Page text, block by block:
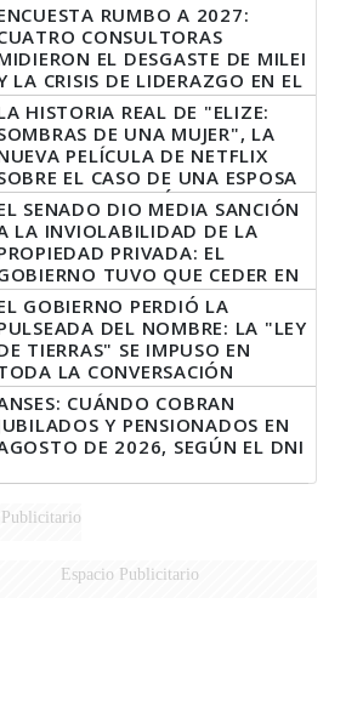
RUMBO A 2027:
CONSULTORAS
EL DESGASTE DE MILEI
LA CRISIS DE LIDERAZGO EN EL
HISTORIA REAL DE "ELIZE:
DE UNA MUJER", LA
PELÍCULA DE NETFLIX
EL CASO DE UNA ESPOSA
DESCUARTIZÓ A SU
SENADO DIO MEDIA SANCIÓN
LA INVIOLABILIDAD DE LA
PRIVADA: EL
TUVO QUE CEDER EN
LEY DEL MANEJO DEL FUEGO
GOBIERNO PERDIÓ LA
DEL NOMBRE: LA "LEY
TIERRAS" SE IMPUSO EN
LA CONVERSACIÓN
CUÁNDO COBRAN
Y PENSIONADOS EN
DE 2026, SEGÚN EL DNI
Espacio Publicitario